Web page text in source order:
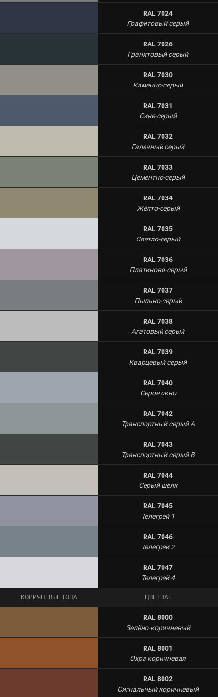
RAL 7024
Графитовый серый
RAL 7026
Гранитовый серый
RAL 7030
Каменно-серый
RAL 7031
Сине-серый
RAL 7032
Галечный серый
RAL 7033
Цементно-серый
RAL 7034
Жёлто-серый
RAL 7035
Светло-серый
RAL 7036
Платиново-серый
RAL 7037
Пыльно-серый
RAL 7038
Агатовый серый
RAL 7039
Кварцевый серый
RAL 7040
Серое окно
RAL 7042
Транспортный серый A
RAL 7043
Транспортный серый B
RAL 7044
Серый шёлк
RAL 7045
Телегрей 1
RAL 7046
Телегрей 2
RAL 7047
Телегрей 4
КОРИЧНЕВЫЕ ТОНА ЦВЕТ RAL
RAL 8000
Зелёно-коричневый
RAL 8001
Охра коричневая
RAL 8002
Сигнальный коричневый